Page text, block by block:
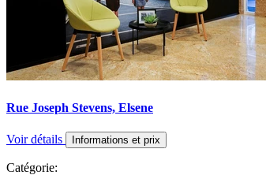
Rue Joseph Stevens, Elsene
Voir détails Informations et prix
Catégorie: